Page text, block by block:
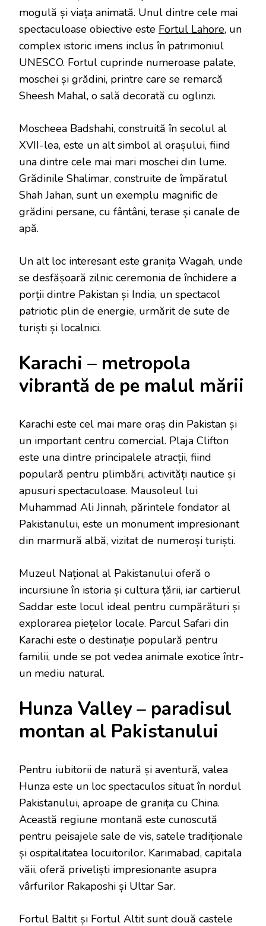
mogulă și viața animată. Unul dintre cele mai
spectaculoase obiective este Fortul Lahore, un
complex istoric imens inclus în patrimoniul
UNESCO. Fortul cuprinde numeroase palate,
moschei și grădini, printre care se remarcă
Sheesh Mahal, o sală decorată cu oglinzi.
Moscheea Badshahi, construită în secolul al
XVII-lea, este un alt simbol al orașului, fiind
una dintre cele mai mari moschei din lume.
Grădinile Shalimar, construite de împăratul
Shah Jahan, sunt un exemplu magnific de
grădini persane, cu fântâni, terase și canale de
apă.
Un alt loc interesant este granița Wagah, unde
se desfășoară zilnic ceremonia de închidere a
porții dintre Pakistan și India, un spectacol
patriotic plin de energie, urmărit de sute de
turiști și localnici.
Karachi – metropola
vibrantă de pe malul mării
Karachi este cel mai mare oraș din Pakistan și
un important centru comercial. Plaja Clifton
este una dintre principalele atracții, fiind
populară pentru plimbări, activități nautice și
apusuri spectaculoase. Mausoleul lui
Muhammad Ali Jinnah, părintele fondator al
Pakistanului, este un monument impresionant
din marmură albă, vizitat de numeroși turiști.
Muzeul Național al Pakistanului oferă o
incursiune în istoria și cultura țării, iar cartierul
Saddar este locul ideal pentru cumpărături și
explorarea piețelor locale. Parcul Safari din
Karachi este o destinație populară pentru
familii, unde se pot vedea animale exotice într-
un mediu natural.
Hunza Valley – paradisul
montan al Pakistanului
Pentru iubitorii de natură și aventură, valea
Hunza este un loc spectaculos situat în nordul
Pakistanului, aproape de granița cu China.
Această regiune montană este cunoscută
pentru peisajele sale de vis, satele tradiționale
și ospitalitatea locuitorilor. Karimabad, capitala
văii, oferă priveliști impresionante asupra
vârfurilor Rakaposhi și Ultar Sar.
Fortul Baltit și Fortul Altit sunt două castele